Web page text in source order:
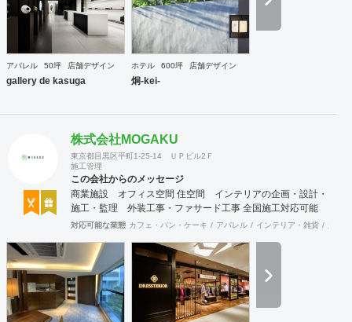
アパレル 50坪 店舗デザイン
gallery de kasuga
ホテル 600坪 店舗デザイン
炯-kei-
株式会社MOGAKU
東京都目黒区平町1-25-14 ＵＰビル2Ｆ
施工管理
この会社からのメッセージ
商業施設 オフィス空間 住空間 インテリアの企画・設計・
施工・監理 外装工事・ファサード工事 全国施工対応可能
対応可能な業態 カフェ・パン・ケーキ アパレル インテリア・雑貨